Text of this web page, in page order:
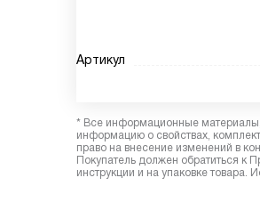
Артикул
* Все информационные материалы,
информацию о свойствах,
право на внесение изменений в
Покупатель должен обратиться к
инструкции и на упаковке товара.